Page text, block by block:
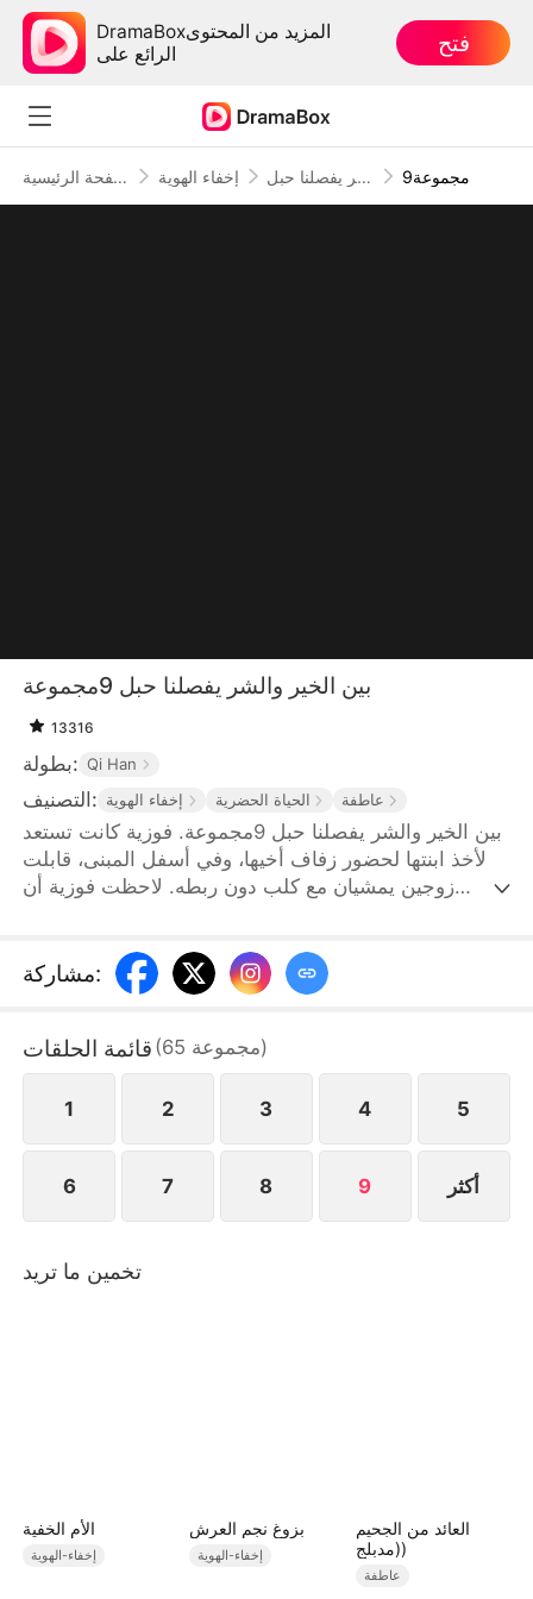
DramaBoxالمزيد من المحتوى
الرائع على
فتح
الصفحة الرئيسية إخفاء الهوية بين الخير والشر يفصلنا حبل 9مجموعة
بين الخير والشر يفصلنا حبل 9مجموعة
13316
بطولة: Qi Han
التصنيف: إخفاء الهوية الحياة الحضرية عاطفة
بين الخير والشر يفصلنا حبل 9مجموعة. فوزية كانت تستعد
لأخذ ابنتها لحضور زفاف أخيها، وفي أسفل المبنى، قابلت
زوجين يمشيان مع كلب دون ربطه. لاحظت فوزية أن
الكبير بعض ابنتها. أصيبت ابنتها بجروح خطيرة واضطرت
للذهاب إلى المستشفى بشكل عاجل. ومع ذلك، كانت ابنة
وتطلب من فوزية أن تنحني وتعتذر عن الكلب. لم تكن
تعرف ليلى أن فوزية هي الأخت الكبرى لخطيبها
مشاركة:
قائمة الحلقات (65 مجموعة)
1 2 3 4 5
6 7 8 9 أكثر
تخمين ما تريد
الأم الخفية
إخفاء-الهوية
بزوغ نجم العرش
إخفاء-الهوية
العائد من الجحيم
(مدبلج)
عاطفة